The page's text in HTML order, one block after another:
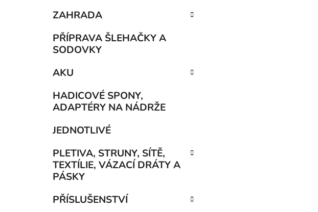
ZAHRADA
PŘÍPRAVA ŠLEHAČKY A
SODOVKY
AKU
HADICOVÉ SPONY,
ADAPTÉRY NA NÁDRŽE
JEDNOTLIVÉ
PLETIVA, STRUNY, SÍTĚ,
TEXTÍLIE, VÁZACÍ DRÁTY A
PÁSKY
PŘÍSLUŠENSTVÍ